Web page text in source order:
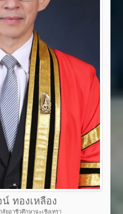
ทองเหลือง
ยอาชีวศึกษาฉะเชิงเทรา